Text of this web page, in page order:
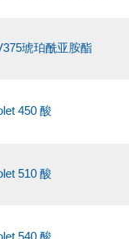
琥珀酰亚胺酯
450 酸
510 酸
540 酸